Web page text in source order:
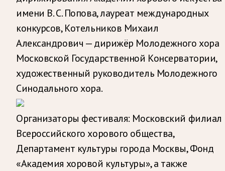
имени В. С. Попова, лауреат международных
конкурсов, Котельников Михаил
Александрович — дирижёр Молодежного хора
Московской Государственной Консерватории,
художественный руководитель Молодежного
Синодального хора.
Организаторы фестиваля: Московский филиал
Всероссийского хорового общества,
Департамент культуры города Москвы, Фонд
«Академия хоровой культуры», а также